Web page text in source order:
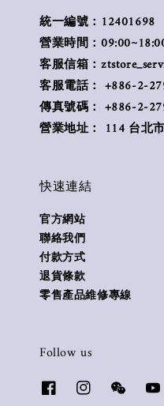
統一編號：12401698
營業時間：
客服信箱：
客服電話： +886-2-
傳真號碼： +886-2-
營業地址： 114 台北
快速連結
官方網站
聯絡我們
付款方式
退貨條款
零售產品維修專線
Follow us